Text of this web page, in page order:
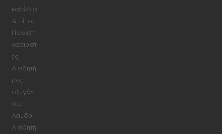
καλώδια
& Πίπες
Πολλαπ
λασιαστ
ές
Αισθητή
ρες
οξυγόν
ου/
Λάμδα
Αισθητή